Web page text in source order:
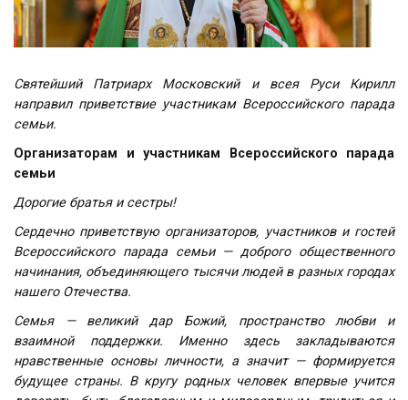
Святейший Патриарх Московский и всея Руси Кирилл
направил приветствие участникам Всероссийского парада
семьи.
Организаторам и участникам Всероссийского парада
семьи
Дорогие братья и сестры!
Сердечно приветствую организаторов, участников и гостей
Всероссийского парада семьи — доброго общественного
начинания, объединяющего тысячи людей в разных городах
нашего Отечества.
Семья — великий дар Божий, пространство любви и
взаимной поддержки. Именно здесь закладываются
нравственные основы личности, а значит — формируется
будущее страны. В кругу родных человек впервые учится